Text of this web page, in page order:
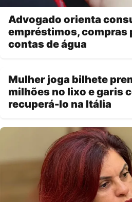
Advogado orienta
empréstimos, compras
contas de água
Mulher joga bilhete
milhões no lixo e garis
recuperá-lo na Itália